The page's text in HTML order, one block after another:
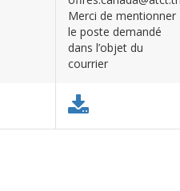
Merci de mentionner
le poste demandé
dans l’objet du
courrier